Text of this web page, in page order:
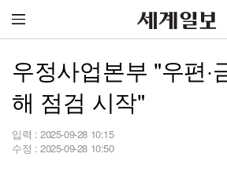
우정사업본부 "우편·
해 점검 시작"
입력 : 2025-09-28 10:15
수정 : 2025-09-28 10:50